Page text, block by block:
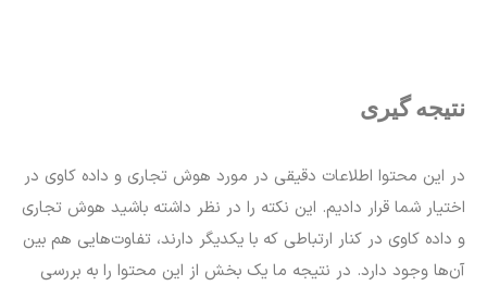
نتیجه گیری
در این محتوا اطلاعات دقیقی در مورد هوش تجاری و داده کاوی در
اختیار شما قرار دادیم. این نکته را در نظر داشته باشید هوش تجاری
و داده کاوی در کنار ارتباطی که با یکدیگر دارند، تفاوت‌هایی هم بین
آن‌ها وجود دارد. در نتیجه ما یک بخش از این محتوا را به بررسی